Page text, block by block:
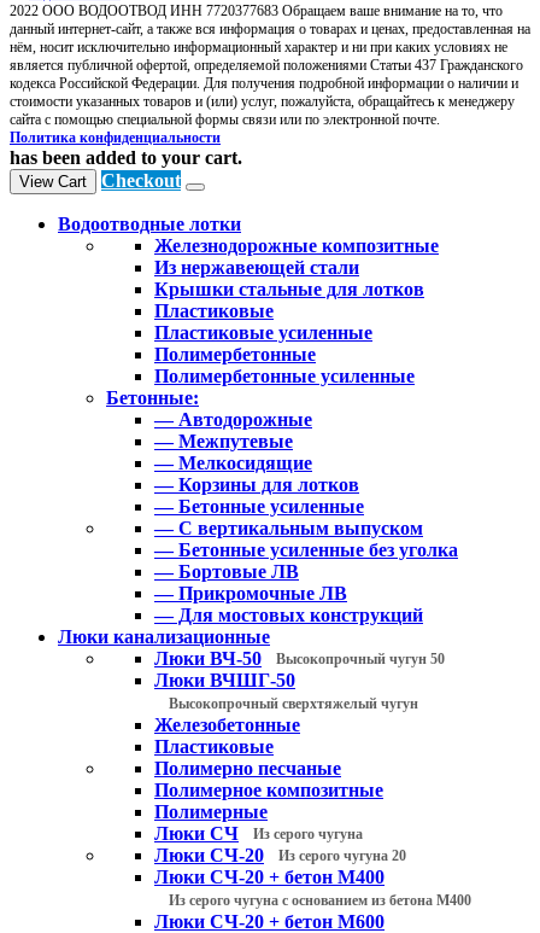
2022 ООО ВОДООТВОД ИНН 7720377683 Обращаем ваше внимание на то, что
данный интернет-сайт, а также вся информация о товарах и ценах, предоставленная на
нём, носит исключительно информационный характер и ни при каких условиях не
является публичной офертой, определяемой положениями Статьи 437 Гражданского
кодекса Российской Федерации. Для получения подробной информации о наличии и
стоимости указанных товаров и (или) услуг, пожалуйста, обращайтесь к менеджеру
сайта с помощью специальной формы связи или по электронной почте.
Политика конфиденциальности
has been added to your cart.
View Cart Checkout
Водоотводные лотки
Железнодорожные композитные
Из нержавеющей стали
Крышки стальные для лотков
Пластиковые
Пластиковые усиленные
Полимербетонные
Полимербетонные усиленные
Бетонные:
— Автодорожные
— Межпутевые
— Мелкосидящие
— Корзины для лотков
— Бетонные усиленные
— С вертикальным выпуском
— Бетонные усиленные без уголка
— Бортовые ЛВ
— Прикромочные ЛВ
— Для мостовых конструкций
Люки канализационные
Люки ВЧ-50
Высокопрочный чугун 50
Люки ВЧШГ-50
Высокопрочный сверхтяжелый чугун
Железобетонные
Пластиковые
Полимерно песчаные
Полимерное композитные
Полимерные
Люки СЧ
Из серого чугуна
Люки СЧ-20 Из серого чугуна 20
Люки СЧ-20 + бетон М400
Из серого чугуна с основанием из бетона М400
Люки СЧ-20 + бетон М600